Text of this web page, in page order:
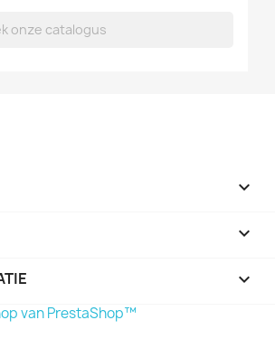


keyboard_arrow_down
van PrestaShop™